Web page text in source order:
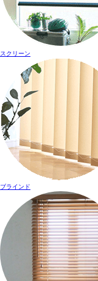
スクリーン
ブラインド